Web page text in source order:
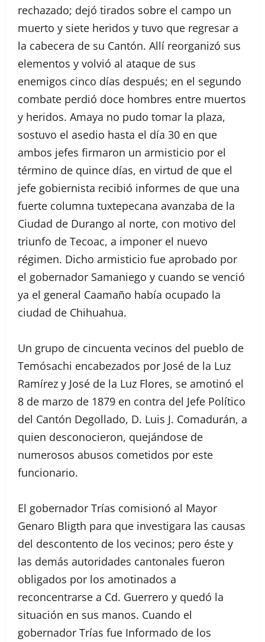
rechazado; dejó tirados sobre el campo un
muerto y siete heridos y tuvo que regresar a
la cabecera de su Cantón. Allí reorganizó sus
elementos y volvió al ataque de sus
enemigos cinco días después; en el segundo
combate perdió doce hombres entre muertos
y heridos. Amaya no pudo tomar la plaza,
sostuvo el asedio hasta el día 30 en que
ambos jefes firmaron un armisticio por el
término de quince días, en virtud de que el
jefe gobiernista recibió informes de que una
fuerte columna tuxtepecana avanzaba de la
Ciudad de Durango al norte, con motivo del
triunfo de Tecoac, a imponer el nuevo
régimen. Dicho armisticio fue aprobado por
el gobernador Samaniego y cuando se venció
ya el general Caamaño había ocupado la
ciudad de Chihuahua.
Un grupo de cincuenta vecinos del pueblo de
Temósachi encabezados por José de la Luz
Ramírez y José de la Luz Flores, se amotinó el
8 de marzo de 1879 en contra del Jefe Político
del Cantón Degollado, D. Luis J. Comadurán, a
quien desconocieron, quejándose de
numerosos abusos cometidos por este
funcionario.
El gobernador Trías comisionó al Mayor
Genaro Bligth para que investigara las causas
del descontento de los vecinos; pero éste y
las demás autoridades cantonales fueron
obligados por los amotinados a
reconcentrarse a Cd. Guerrero y quedó la
situación en sus manos. Cuando el
gobernador Trías fue Informado de los